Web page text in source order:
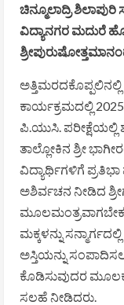
ಚಿನ್ಮೂಲಾದ್ರಿ
ವಿದ್ಯಾನಗರ ಮದುರೆ
ಕಾರ್ಯಕ್ರಮದಲ್ಲಿ
ಪಿ.ಯುಸಿ. ಪರೀಕ್ಷೆಯಲ್ಲಿ
ತಾಲ್ಲೋಕಿನ ಶ್ರೀ
ವಿದ್ಯಾರ್ಥಿಗಳಿಗೆ ಪ್ರತಿಭಾ
ಅಶಿರ್ವಚನ ನೀಡಿದ
ಮಕ್ಕಳನ್ನು
ಅಸ್ತಿಯನ್ನು
ಕೊಡಿಸುವುದರ ಮೂಲಕ
ಸಲಹೆ ನೀಡಿದರು.